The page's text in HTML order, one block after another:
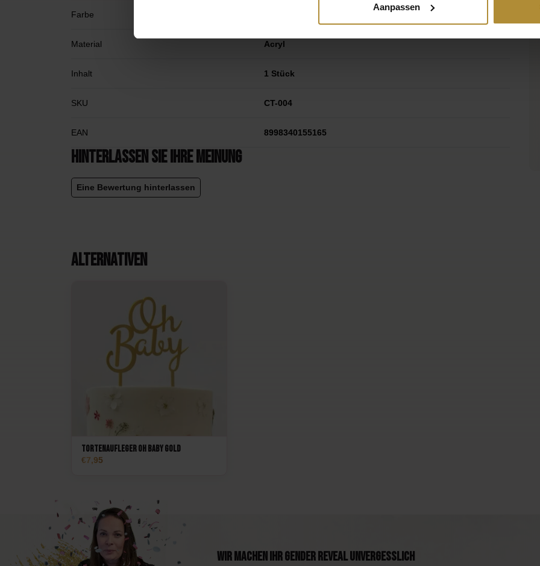
Aanpassen
Farbe
Material Acryl
Inhalt 1 Stück
SKU CT-004
EAN 8998340155165
Hinterlassen Sie Ihre Meinung
Eine Bewertung hinterlassen
Alternativen
Tortenaufleger Oh Baby Gold
7,95
Wir machen Ihr Gender Reveal unvergesslich